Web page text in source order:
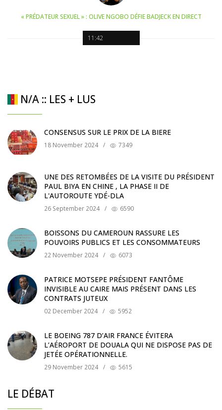
11:42
« PRÉDATEUR SEXUEL » : OLIVE NGOBO DÉFIE BADJECK EN DIRECT
N/A :: LES + LUS
CONSENSUS SUR LE PRIX DE LA BIERE
18 November 2024 / 7349
UNE DES RETOMBÉES DE LA VISITE DU PRÉSIDENT
PAUL BIYA EN CHINE , LA PHASE II DE
L'AUTOROUTE YDÉ-DLA
26 September 2024 / 6590
BOISSONS DU CAMEROUN RASSURE LES
POUVOIRS PUBLICS ET LES CONSOMMATEURS
22 November 2024 / 6073
PATRICE MOTSEPE PRÉSIDENT FANTÔME
INVISIBLE AU CAIRE MAIS PRÉSENT DANS LES
CONTRATS JUTEUX
02 December 2024 / 5952
LE BOEING 787 D’AIR FRANCE ÉVITERA
L’AÉROPORT DE DOUALA QUI NE DISPOSE PAS DE
JETÉE OPÉRATIONNELLE.
29 November 2024 / 5615
LE DÉBAT